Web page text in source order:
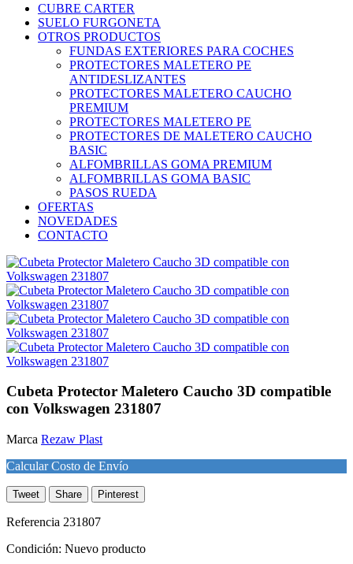
CUBRE CARTER
SUELO FURGONETA
OTROS PRODUCTOS
FUNDAS EXTERIORES PARA COCHES
PROTECTORES MALETERO PE
ANTIDESLIZANTES
PROTECTORES MALETERO CAUCHO
PREMIUM
PROTECTORES MALETERO PE
PROTECTORES DE MALETERO CAUCHO
BASIC
ALFOMBRILLAS GOMA PREMIUM
ALFOMBRILLAS GOMA BASIC
PASOS RUEDA
OFERTAS
NOVEDADES
CONTACTO
Cubeta Protector Maletero Caucho 3D compatible
con Volkswagen 231807
Marca Rezaw Plast
Calcular Costo de Envío
Tweet Share Pinterest
Referencia 231807
Condición: Nuevo producto